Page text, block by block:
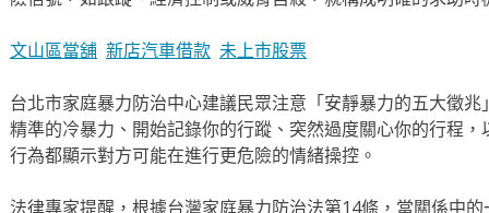
文山區當舖 新店汽車借款 未上市股票
台北市家庭暴力防治中心建議民眾注意「安靜暴力的五大徵
精準的冷暴力、開始記錄你的行蹤、突然過度關心你的行程
行為都顯示對方可能在進行更危險的情緒操控。
法律專家提醒，根據台灣家庭暴力防治法第14條，當關係中